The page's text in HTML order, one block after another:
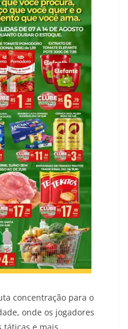
concentração para o
onde os jogadores
táticas e mais